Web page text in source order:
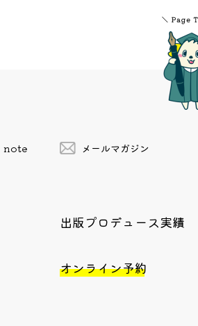
note メールマガジン
出版プロデュース実績
オンライン予約